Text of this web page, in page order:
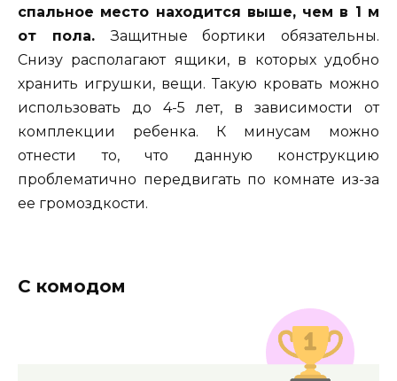
спальное место находится выше, чем в 1 м
от пола.Защитные бортики обязательны.
Снизу располагают ящики, в которых удобно
хранить игрушки, вещи. Такую кровать можно
использовать до 4-5 лет, в зависимости от
комплекции ребенка. К минусам можно
отнести то, что данную конструкцию
проблематично передвигать по комнате из-за
ее громоздкости.
С комодом